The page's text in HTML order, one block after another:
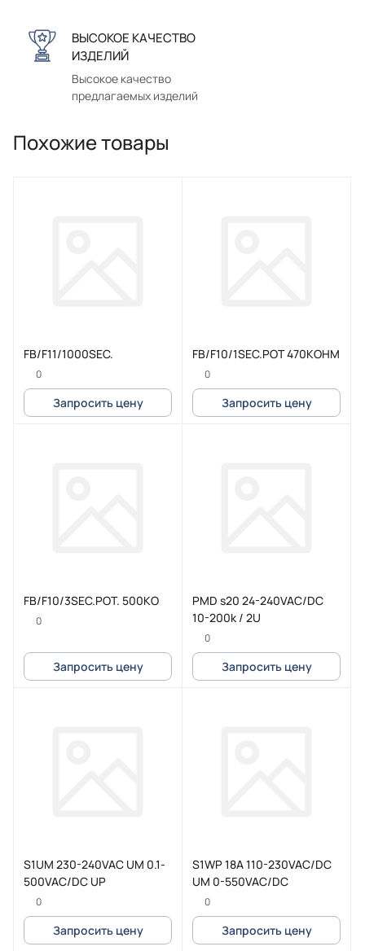
ВЫСОКОЕ КАЧЕСТВО
ИЗДЕЛИЙ
Высокое качество
предлагаемых изделий
Похожие товары
FB/F11/1000SEC.
0
Запросить цену
FB/F10/1SEC.POT 470KOHM
0
Запросить цену
FB/F10/3SEC.POT. 500KO
0
Запросить цену
PMD s20 24-240VAC/DC
10-200k / 2U
0
Запросить цену
S1UM 230-240VAC UM 0.1-
500VAC/DC UP
0
Запросить цену
S1WP 18A 110-230VAC/DC
UM 0-550VAC/DC
0
Запросить цену